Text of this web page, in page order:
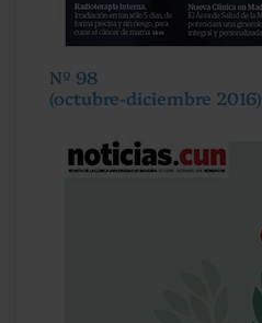
Nº 98
(octubre-diciembre 2016)